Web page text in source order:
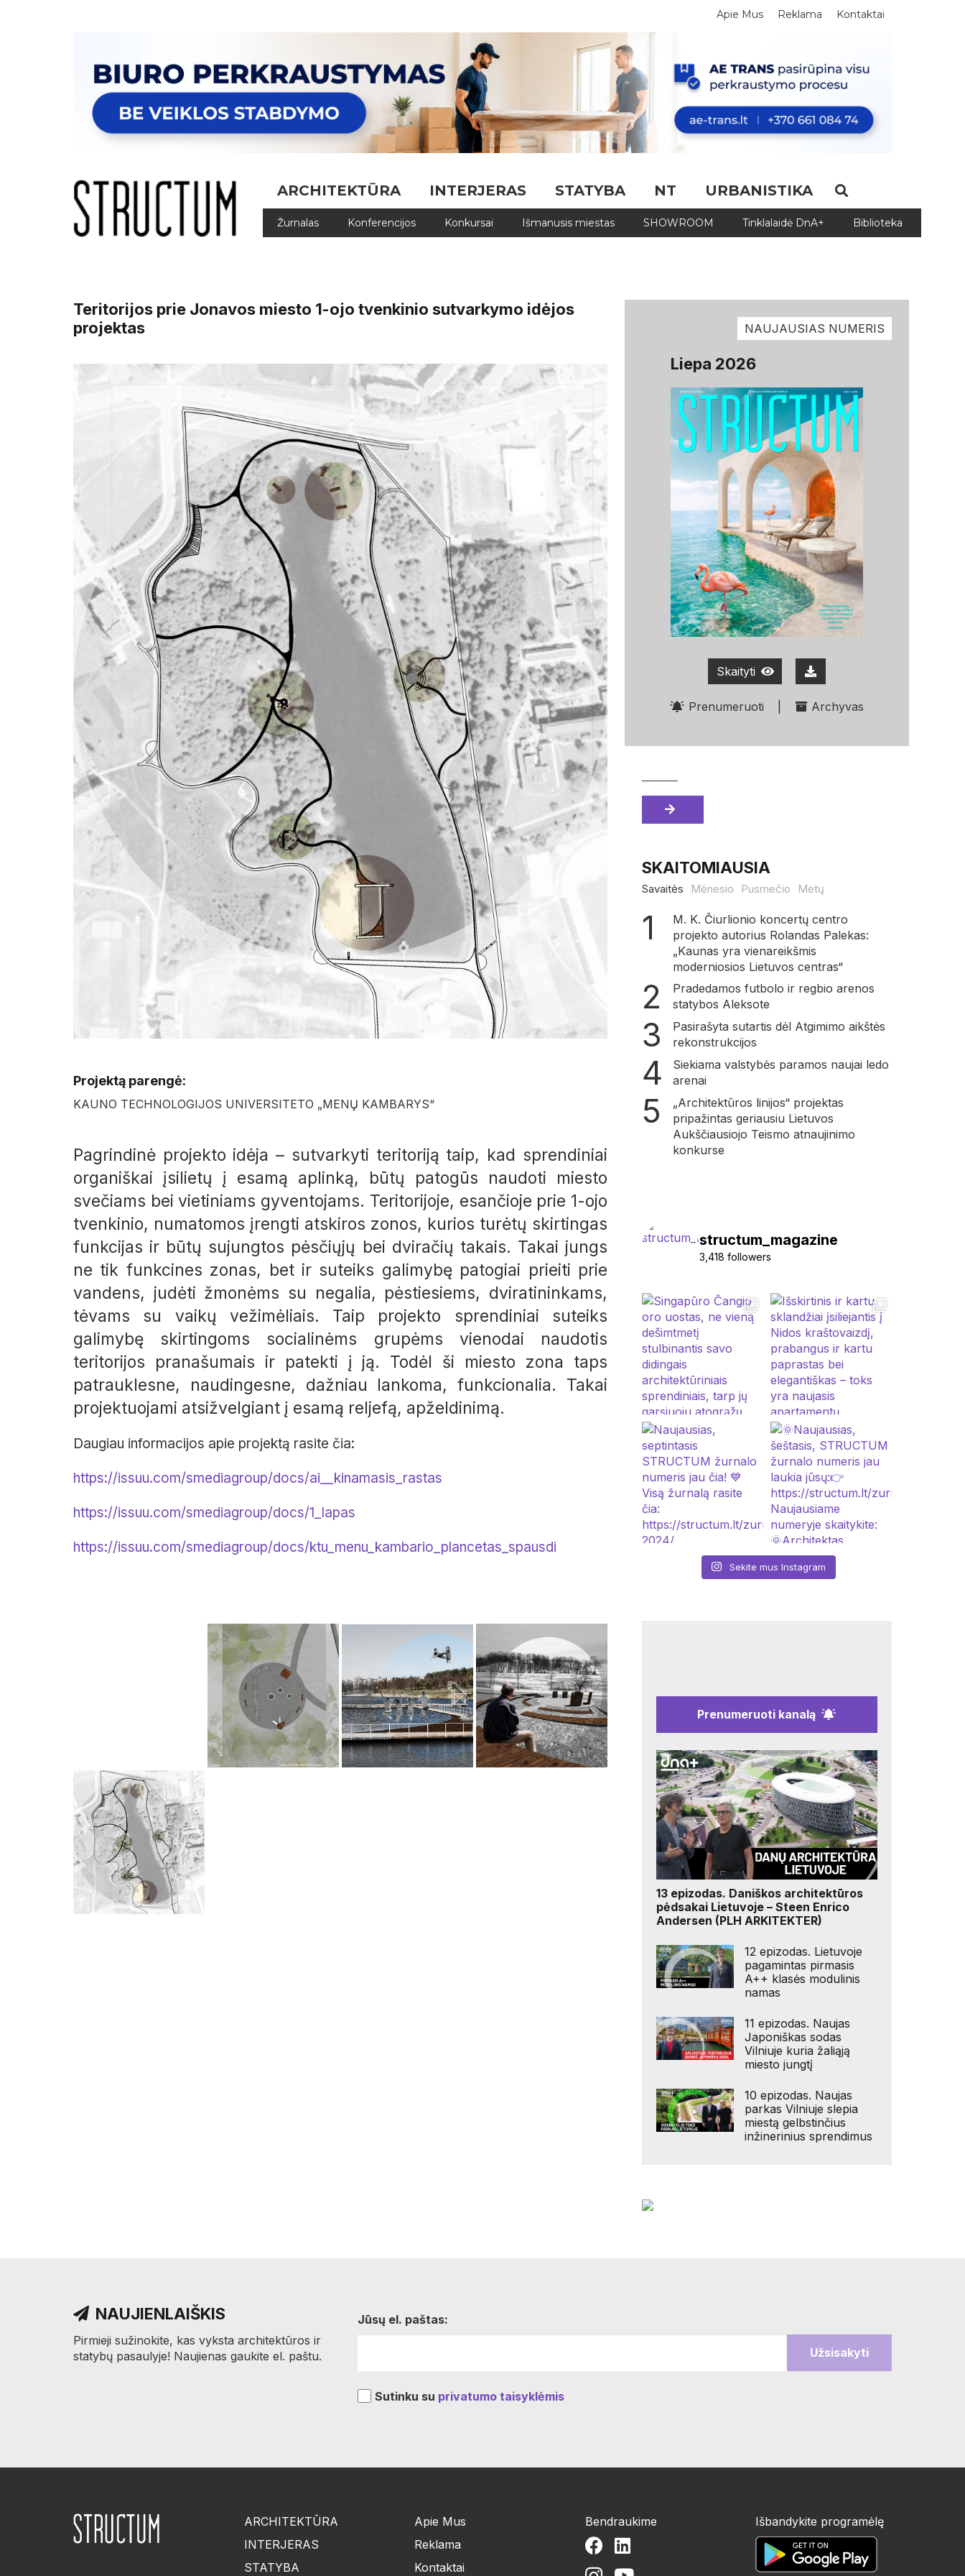
Apie Mus Reklama Kontaktai
ARCHITEKTŪRA INTERJERAS STATYBA NT URBANISTIKA
Žurnalas Konferencijos Konkursai Išmanusis miestas SHOWROOM Tinklalaidė DnA+ Biblioteka
Teritorijos prie Jonavos miesto 1-ojo tvenkinio sutvarkymo idėjos
projektas
Projektą parengė:
KAUNO TECHNOLOGIJOS UNIVERSITETO „MENŲ KAMBARYS“
Pagrindinė projekto idėja – sutvarkyti teritoriją taip, kad sprendiniai
organiškai įsilietų į esamą aplinką, būtų patogūs naudoti miesto
svečiams bei vietiniams gyventojams. Teritorijoje, esančioje prie 1-ojo
tvenkinio, numatomos įrengti atskiros zonos, kurios turėtų skirtingas
funkcijas ir būtų sujungtos pėsčiųjų bei dviračių takais. Takai jungs
ne tik funkcines zonas, bet ir suteiks galimybę patogiai prieiti prie
vandens, judėti žmonėms su negalia, pėstiesiems, dviratininkams,
tėvams su vaikų vežimėliais. Taip projekto sprendiniai suteiks
galimybę skirtingoms socialinėms grupėms vienodai naudotis
teritorijos pranašumais ir patekti į ją. Todėl ši miesto zona taps
patrauklesne, naudingesne, dažniau lankoma, funkcionalia. Takai
projektuojami atsižvelgiant į esamą reljefą, apželdinimą.
Daugiau informacijos apie projektą rasite čia:
https://issuu.com/smediagroup/docs/ai__kinamasis_rastas
https://issuu.com/smediagroup/docs/1_lapas
https://issuu.com/smediagroup/docs/ktu_menu_kambario_plancetas_spausdi
NAUJAUSIAS NUMERIS
Liepa 2026
Skaityti
Prenumeruoti Archyvas
SKAITOMIAUSIA
Savaitės Mėnesio Pusmečio Metų
M. K. Čiurlionio koncertų centro
projekto autorius Rolandas Palekas:
„Kaunas yra vienareikšmis
moderniosios Lietuvos centras“
Pradedamos futbolo ir regbio arenos
statybos Aleksote
Pasirašyta sutartis dėl Atgimimo aikštės
rekonstrukcijos
Siekiama valstybės paramos naujai ledo
arenai
„Architektūros linijos“ projektas
pripažintas geriausiu Lietuvos
Aukščiausiojo Teismo atnaujinimo
konkurse
structum_magazine
3,418 followers
Sekite mus Instagram
Prenumeruoti kanalą
13 epizodas. Daniškos architektūros
pėdsakai Lietuvoje – Steen Enrico
Andersen (PLH ARKITEKTER)
12 epizodas. Lietuvoje
pagamintas pirmasis
A++ klasės modulinis
namas
11 epizodas. Naujas
Japoniškas sodas
Vilniuje kuria žaliąją
miesto jungtį
10 epizodas. Naujas
parkas Vilniuje slepia
miestą gelbstinčius
inžinerinius sprendimus
NAUJIENLAIŠKIS
Pirmieji sužinokite, kas vyksta architektūros ir
statybų pasaulyje! Naujienas gaukite el. paštu.
Jūsų el. paštas:
Sutinku su privatumo taisyklėmis
ARCHITEKTŪRA
INTERJERAS
STATYBA
Apie Mus
Reklama
Kontaktai
Bendraukime Išbandykite programėlę